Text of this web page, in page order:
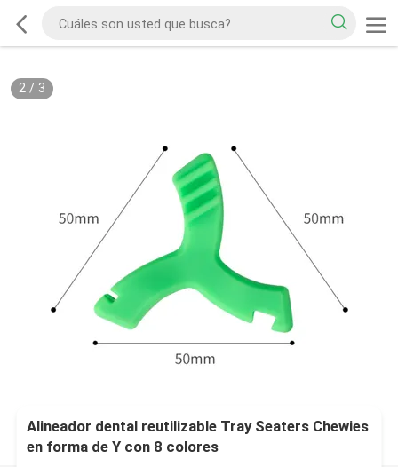
2/ 3
Alineador dental reutilizable Tray Seaters Chewies
en forma de Y con 8 colores